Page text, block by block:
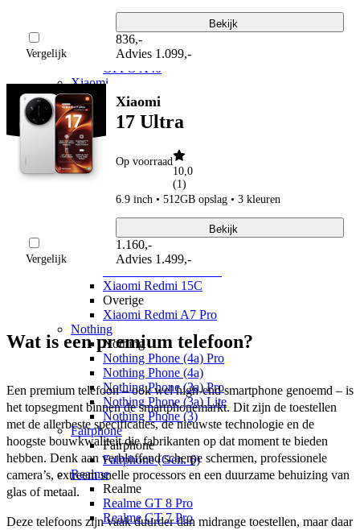
OPPO Find X9 Ultra
OPPO A6x 5G
OPPO A6 5G
OPPO A40
Xiaomi
Xiaomi 17
Xiaomi 17T Pro
Xiaomi 17T
Xiaomi 17 Ultra
Xiaomi 17
Xiaomi 15
Xiaomi 15T Pro
Xiaomi 15T
Xiaomi Redmi Note 15 Pro+ 5G
Xiaomi Redmi Note 15 Pro 5G
Xiaomi Redmi Note 15 5G
Xiaomi Redmi 15C
Overige
Xiaomi Redmi A7 Pro
Nothing
Nothing
Nothing Phone (4a) Pro
Nothing Phone (4a)
Nothing Phone (3a) Pro
Nothing Phone (3a) Lite
Nothing Phone (3)
Fairphone
Fairphone
Fairphone (Gen. 6)
Realme
Realme
Realme GT 8 Pro
Realme GT 7 Pro
Vergelijk
836,-
Advies 1.099,-
Bekijk
Xiaomi
17 Ultra
Op voorraad
10,0
(1)
6.9 inch • 512GB opslag • 3 kleuren
Vergelijk
1.160,-
Advies 1.499,-
Bekijk
Wat is een premium telefoon?
Een premium telefoon – ook wel high-end smartphone genoemd – is
het topsegment binnen de smartphonemarkt. Dit zijn de toestellen
met de allerbeste specificaties, de nieuwste technologie en de
hoogste bouwkwaliteit die fabrikanten op dat moment te bieden
hebben. Denk aan verbluffend scherpe schermen, professionele
camera’s, extreem snelle processors en een duurzame behuizing van
glas of metaal.
Deze telefoons zijn vaak duurder dan midrange toestellen, maar daar